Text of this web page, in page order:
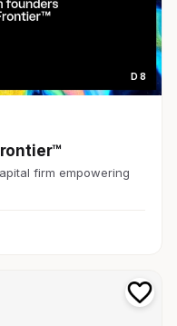
D 8
firm empowering